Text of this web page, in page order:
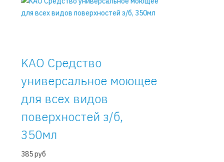
KAO Средство
универсальное моющее
для всех видов
поверхностей з/б,
350мл
385 руб